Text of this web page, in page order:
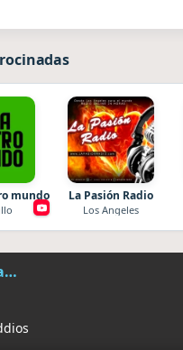
mundo La Pasión Radio
Los Angeles
Mas Información